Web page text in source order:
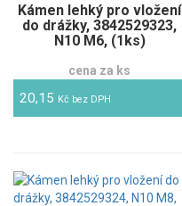
Kámen lehký pro vložení
do drážky, 3842529323,
N10 M6, (1ks)
cena za ks
20,15 Kč bez DPH